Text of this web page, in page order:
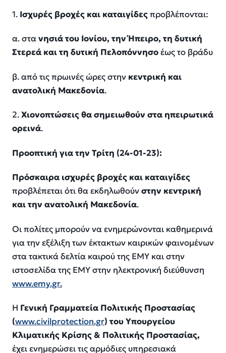
1. Ισχυρές βροχές και καταιγίδεςπροβλέπονται:
α. στανησιά του Ιονίου, την Ήπειρο, τη δυτική
Στερεά και τη δυτική Πελοπόννησοέως το βράδυ
β. από τις πρωινές ώρες στην κεντρική και
ανατολική Μακεδονία.
2.Χιονοπτώσεις θα σημειωθούν στα ηπειρωτικά
ορεινά.
Προοπτική για την Τρίτη (24-01-23):
Πρόσκαιρα ισχυρές βροχές και καταιγίδες
προβλέπεται ότι θα εκδηλωθούνστην κεντρική
και την ανατολική Μακεδονία.
Οι πολίτες μπορούν να ενημερώνονται καθημερινά
για την εξέλιξη των έκτακτων καιρικών φαινομένων
στα τακτικά δελτία καιρού της ΕΜΥ και στην
ιστοσελίδα της ΕΜΥ στην ηλεκτρονική διεύθυνση
www.emy.gr.
Η Γενική Γραμματεία Πολιτικής Προστασίας
(www.civilprotection.gr) του Υπουργείου
Κλιματικής Κρίσης & Πολιτικής Προστασίας,
έχει ενημερώσει τις αρμόδιες υπηρεσιακά